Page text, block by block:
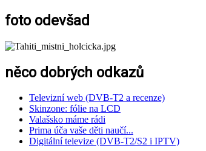
foto odevšad
něco dobrých odkazů
Televizní web (DVB-T2 a recenze)
Skinzone: fólie na LCD
Valašsko máme rádi
Prima úča vaše děti naučí...
Digitální televize (DVB-T2/S2 i IPTV)